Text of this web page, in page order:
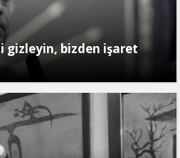
gizleyin, bizden işaret